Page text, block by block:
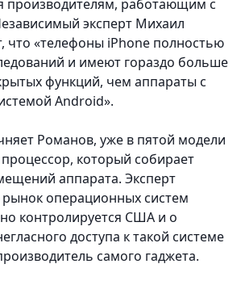
производителям, работающим с
эксперт Михаил
что «телефоны iPhone полностью
и имеют гораздо больше
функций, чем аппараты с
Android».
Романов, уже в пятой модели
который собирает
аппарата. Эксперт
операционных систем
контролируется США и о
доступа к такой системе
самого гаджета.